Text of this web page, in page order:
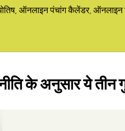
ऑनलाइन पंचांग कैलेंडर, ऑनलाइन
के अनुसार ये